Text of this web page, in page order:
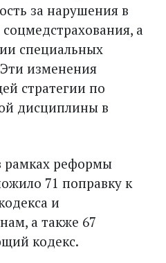
за нарушения в
а
специальных
изменения
стратегии по
дисциплины в
рамках реформы
71 поправку к
и
а также 67
кодекс.